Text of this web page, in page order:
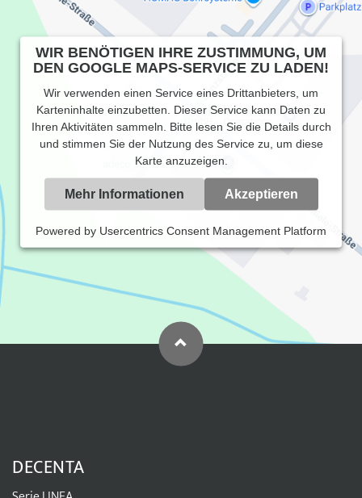
WIR BENÖTIGEN IHRE ZUSTIMMUNG, UM
DEN GOOGLE MAPS-SERVICE ZU LADEN!
Wir verwenden einen Service eines Drittanbieters, um
Karteninhalte einzubetten. Dieser Service kann Daten zu
Ihren Aktivitäten sammeln. Bitte lesen Sie die Details durch
und stimmen Sie der Nutzung des Service zu, um diese
Karte anzuzeigen.
Mehr Informationen Akzeptieren
Powered by Usercentrics Consent Management Platform
DECENTA